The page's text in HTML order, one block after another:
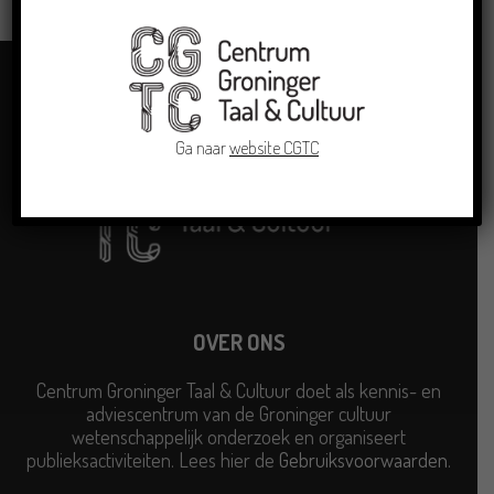
OVER ONS
Centrum Groninger Taal & Cultuur doet als kennis- en
adviescentrum van de Groninger cultuur
wetenschappelijk onderzoek en organiseert
publieksactiviteiten. Lees hier de Gebruiksvoorwaarden.
Ga naarwebsite CGTC